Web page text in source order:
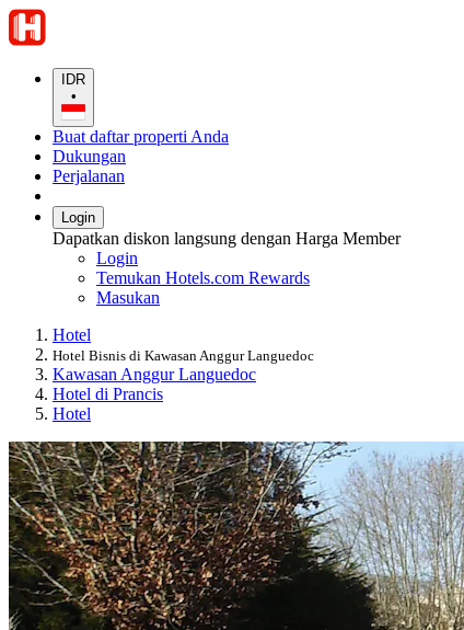
IDR
•
Buat daftar properti Anda
Dukungan
Perjalanan
Login
Dapatkan diskon langsung dengan Harga Member
Login
Temukan Hotels.com Rewards
Masukan
Hotel
Hotel Bisnis di Kawasan Anggur Languedoc
Kawasan Anggur Languedoc
Hotel di Prancis
Hotel